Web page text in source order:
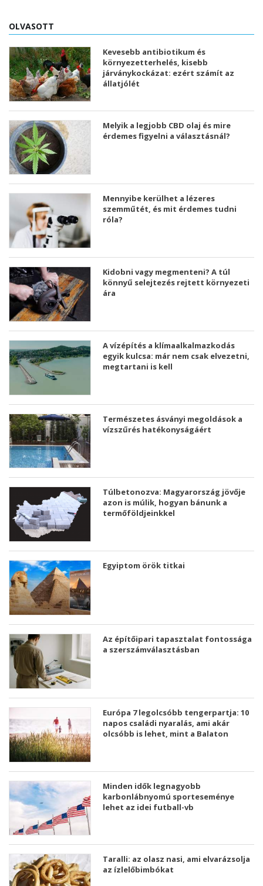
OLVASOTT
Kevesebb antibiotikum és
környezetterhelés, kisebb
járványkockázat: ezért számít az
állatjólét
Melyik a legjobb CBD olaj és mire
érdemes figyelni a választásnál?
Mennyibe kerülhet a lézeres
szemműtét, és mit érdemes tudni
róla?
Kidobni vagy megmenteni? A túl
könnyű selejtezés rejtett környezeti
ára
A vízépítés a klímaalkalmazkodás
egyik kulcsa: már nem csak elvezetni,
megtartani is kell
Természetes ásványi megoldások a
vízszűrés hatékonyságáért
Túlbetonozva: Magyarország jövője
azon is múlik, hogyan bánunk a
termőföldjeinkkel
Egyiptom örök titkai
Az építőipari tapasztalat fontossága
a szerszámválasztásban
Európa 7 legolcsóbb tengerpartja: 10
napos családi nyaralás, ami akár
olcsóbb is lehet, mint a Balaton
Minden idők legnagyobb
karbonlábnyomú sporteseménye
lehet az idei futball-vb
Taralli: az olasz nasi, ami elvarázsolja
az ízlelőbimbókat